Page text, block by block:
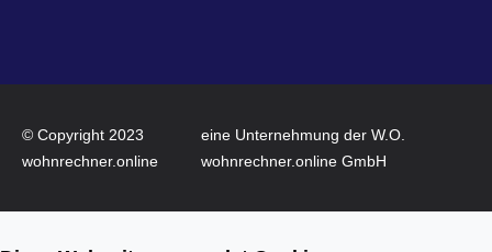
v
© Copyright 2023
wohnrechner.online
eine Unternehmung der W.O.
wohnrechner.online GmbH